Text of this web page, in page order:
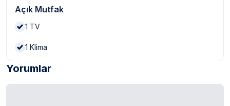
Açık Mutfak
1 TV
1 Klima
Yorumlar